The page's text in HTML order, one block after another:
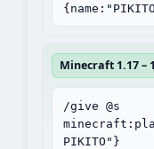
Minecraft 1.17 –
/give @s
PIKITO"}